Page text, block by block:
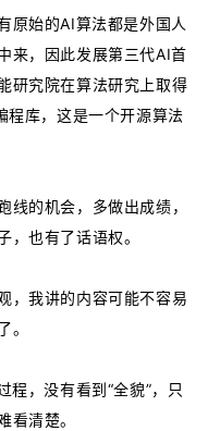
原始的AI算法都是外国人
来，因此发展第三代AI首
研究院在算法研究上取得
程库，这是一个开源算法
线的机会，多做出成绩，
，也有了话语权。
，我讲的内容可能不容易
。
程，没有看到“全貌”，只
看清楚。